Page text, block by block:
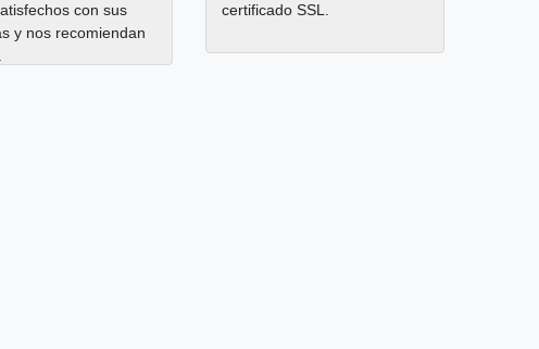
con sus
y nos recomiendan
certificado SSL.